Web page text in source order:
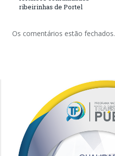
ribeirinhas de Portel
Os comentários estão fechados.